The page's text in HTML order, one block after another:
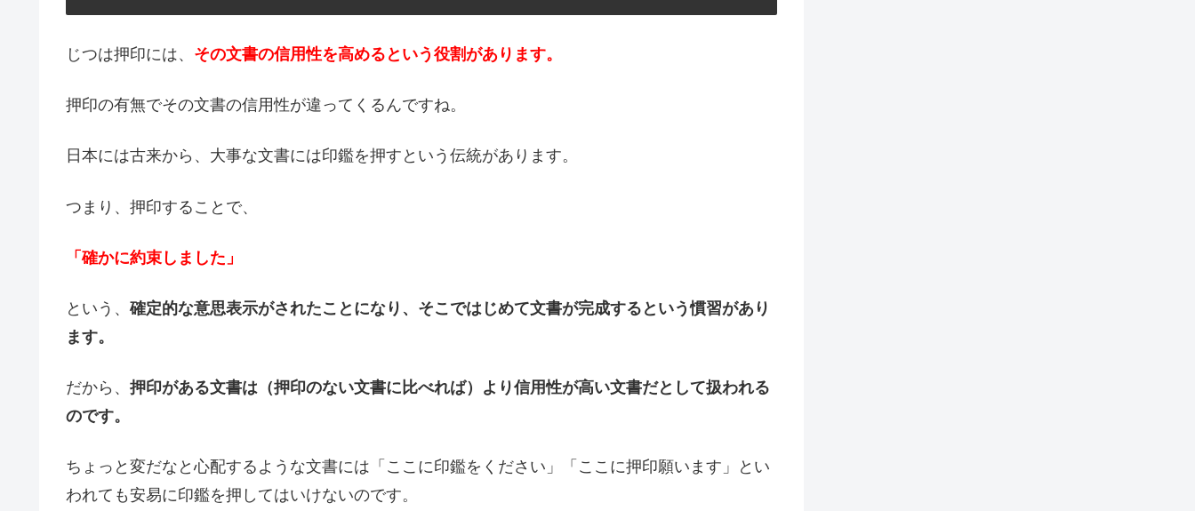
じつは押印には、 その文書の信用性を高めるという役割があります。
押印の有無でその文書の信用性が違ってくるんですね。
日本には古来から、大事な文書には印鑑を押すという伝統があります。
つまり、押印することで、
「確かに約束しました」
という、確定的な意思表示がされたことになり、そこではじめて文書が完成するという慣習があり
ます。
だから、 押印がある文書は（押印のない文書に比べれば）より信用性が高い文書だとして扱われる
のです。
ちょっと変だなと心配するような文書には「ここに印鑑をください」「ここに押印願います」とい
われても安易に印鑑を押してはいけないのです。